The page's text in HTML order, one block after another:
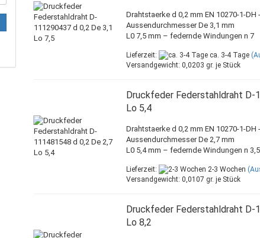
Drahtstaerke d 0,2 mm EN 10270-1-DH
Aussendurchmesser De 3,1 mm
L0 7,5 mm – federnde Windungen n 7
Lieferzeit: ca. 3-4 Tage
Versandgewicht: 0,0203 gr. je Stück
Druckfeder Federstahldraht D-
Lo 5,4
Drahtstaerke d 0,2 mm EN 10270-1-DH
Aussendurchmesser De 2,7 mm
L0 5,4 mm – federnde Windungen n 3,5
Lieferzeit: 2-3 Wochen
Versandgewicht: 0,0107 gr. je Stück
Druckfeder Federstahldraht D-
Lo 8,2